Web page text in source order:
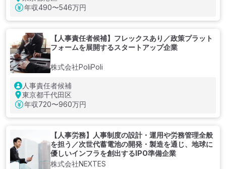
年収490〜546万円
【人事責任者候補】フレックスあり／政策プラット
フォームを展開するスタートアップ企業
株式会社PoliPoli
人事責任者候補
東京都千代田区
年収720〜960万円
【人事労務】人事制度の設計・運用や労務管理全般
を担う／次世代蓄電池の開発・製造を通じ、地球に
優しいインフラを創出するIPO準備企業
株式会社NEXTES